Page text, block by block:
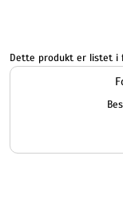
Dette produkt er listet i